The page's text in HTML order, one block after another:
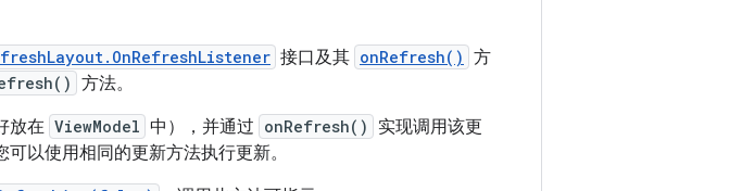
接口及其 onRefresh() 方
方法。
放在 ViewModel 中），并通过 onRefresh()
实现调用该更
以使用相同的更新方法执行更新。